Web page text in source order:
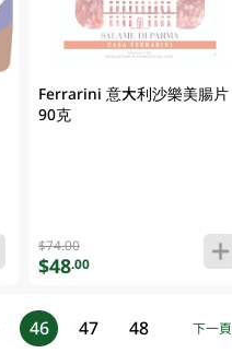
Ferrarini 意大利沙樂美腸片
90克
$74.00
$48.00
46 47 48 下一頁